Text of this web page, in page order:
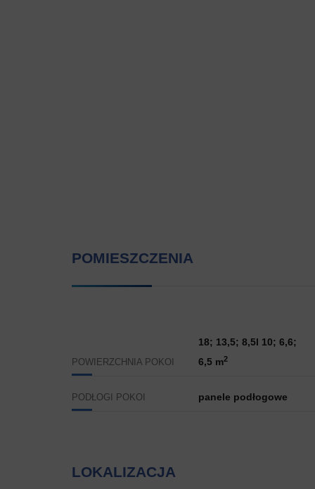
POMIESZCZENIA
POWIERZCHNIA POKOI
18; 13,5; 8,5l 10; 6,6;
6,5 m2
PODŁOGI POKOI panele podłogowe
LOKALIZACJA